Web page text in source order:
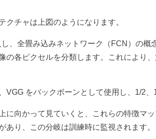
クチャは上図のようになります。
、全畳み込みネットワーク（FCN）の
の各ピクセルを分類します。これにより
VGG をバックボーンとして使用し、1/2
に向かって見ていくと、これらの特徴マ
あり、この分岐は訓練時に監視されます。